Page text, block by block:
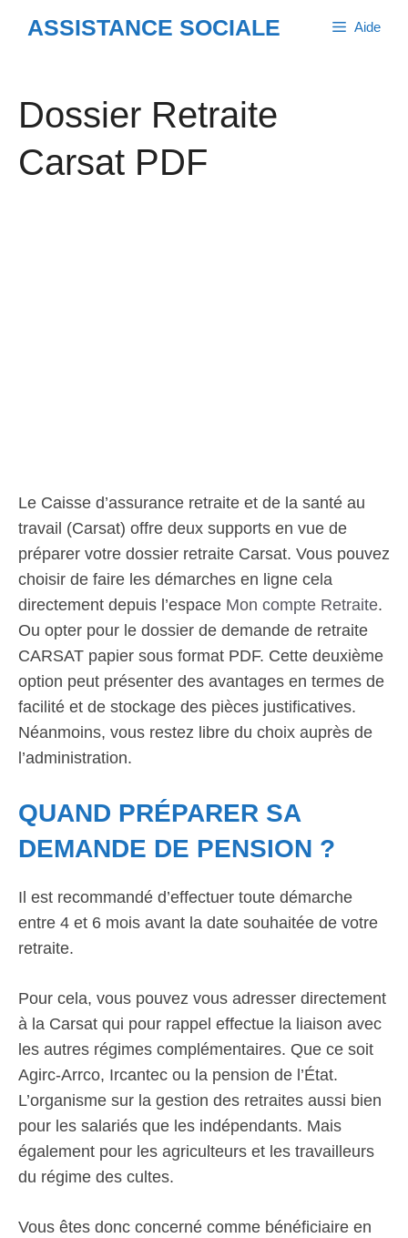
ASSISTANCE SOCIALE Aide
Dossier Retraite
Carsat PDF
Le Caisse d’assurance retraite et de la santé au
travail (Carsat) offre deux supports en vue de
préparer votre dossier retraite Carsat. Vous pouvez
choisir de faire les démarches en ligne cela
directement depuis l’espace Mon compte Retraite.
Ou opter pour le dossier de demande de retraite
CARSAT papier sous format PDF. Cette deuxième
option peut présenter des avantages en termes de
facilité et de stockage des pièces justificatives.
Néanmoins, vous restez libre du choix auprès de
l’administration.
QUAND PRÉPARER SA
DEMANDE DE PENSION ?
Il est recommandé d’effectuer toute démarche
entre 4 et 6 mois avant la date souhaitée de votre
retraite.
Pour cela, vous pouvez vous adresser directement
à la Carsat qui pour rappel effectue la liaison avec
les autres régimes complémentaires. Que ce soit
Agirc-Arrco, Ircantec ou la pension de l’État.
L’organisme sur la gestion des retraites aussi bien
pour les salariés que les indépendants. Mais
également pour les agriculteurs et les travailleurs
du régime des cultes.
Vous êtes donc concerné comme bénéficiaire en